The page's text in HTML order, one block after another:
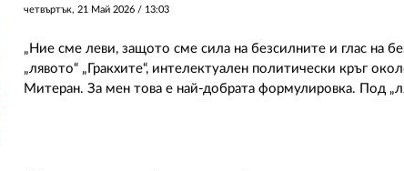
четвъртък, 21 Май 2026 / 13:03
„Ние сме леви, защото сме сила на безсилните и глас на
„лявото“ „Гракхите“, интелектуален политически кръг
Митеран. За мен това е най-добрата формулировка. Под